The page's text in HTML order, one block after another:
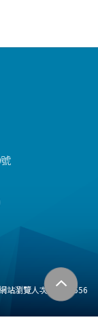
站瀏覽人次: 22493556